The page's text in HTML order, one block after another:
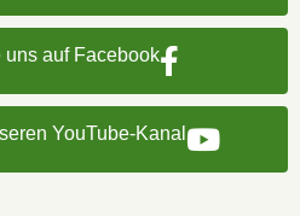
uns auf Facebook
YouTube-Kanal